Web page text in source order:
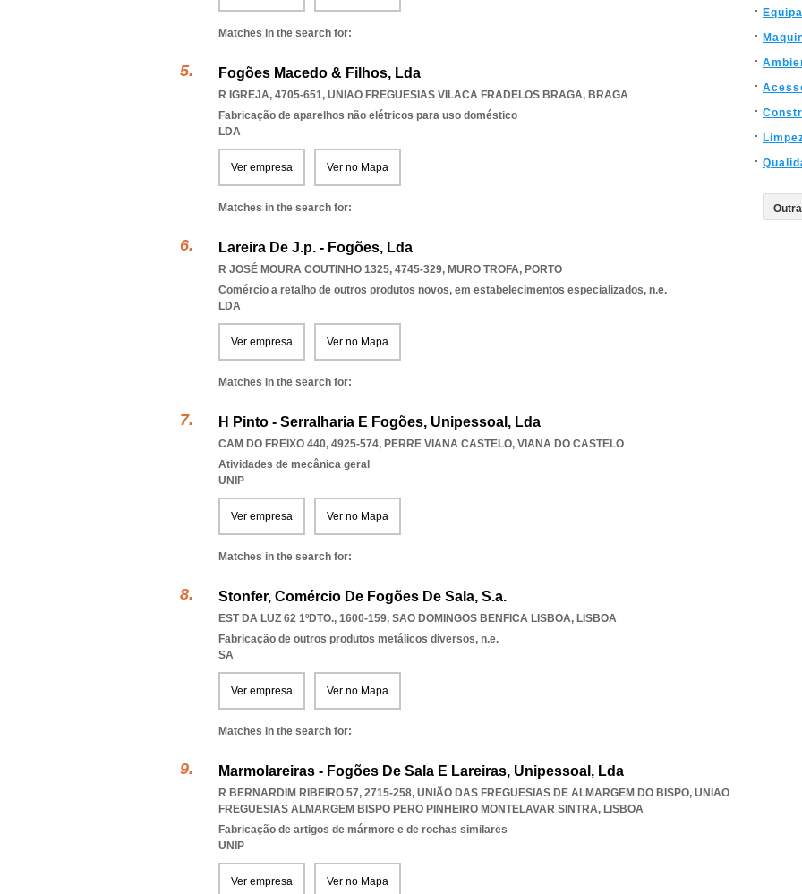
Matches in the search for:
Fogões Macedo & Filhos, Lda
R IGREJA, 4705-651, UNIAO FREGUESIAS VILACA FRADELOS BRAGA, BRAGA
Fabricação de aparelhos não elétricos para uso doméstico
LDA
Ver empresa Ver no Mapa
Matches in the search for:
Lareira De J.p. - Fogões, Lda
R JOSÉ MOURA COUTINHO 1325, 4745-329, MURO TROFA, PORTO
Comércio a retalho de outros produtos novos, em estabelecimentos especializados, n.e.
LDA
Ver empresa Ver no Mapa
Matches in the search for:
H Pinto - Serralharia E Fogões, Unipessoal, Lda
CAM DO FREIXO 440, 4925-574, PERRE VIANA CASTELO, VIANA DO CASTELO
Atividades de mecânica geral
UNIP
Ver empresa Ver no Mapa
Matches in the search for:
Stonfer, Comércio De Fogões De Sala, S.a.
EST DA LUZ 62 1ºDTO., 1600-159, SAO DOMINGOS BENFICA LISBOA, LISBOA
Fabricação de outros produtos metálicos diversos, n.e.
SA
Ver empresa Ver no Mapa
Matches in the search for:
Marmolareiras - Fogões De Sala E Lareiras, Unipessoal, Lda
R BERNARDIM RIBEIRO 57, 2715-258, UNIÃO DAS FREGUESIAS DE ALMARGEM DO BISPO, UNIAO
FREGUESIAS ALMARGEM BISPO PERO PINHEIRO MONTELAVAR SINTRA, LISBOA
Fabricação de artigos de mármore e de rochas similares
UNIP
Ver empresa Ver no Mapa